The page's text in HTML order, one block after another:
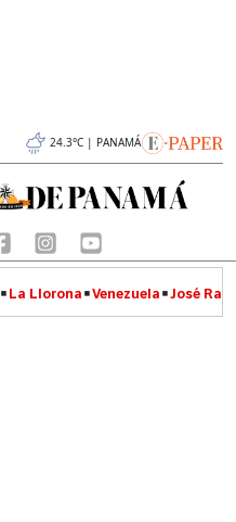
24.3°C | PANAMÁ
La Llorona Venezuela José